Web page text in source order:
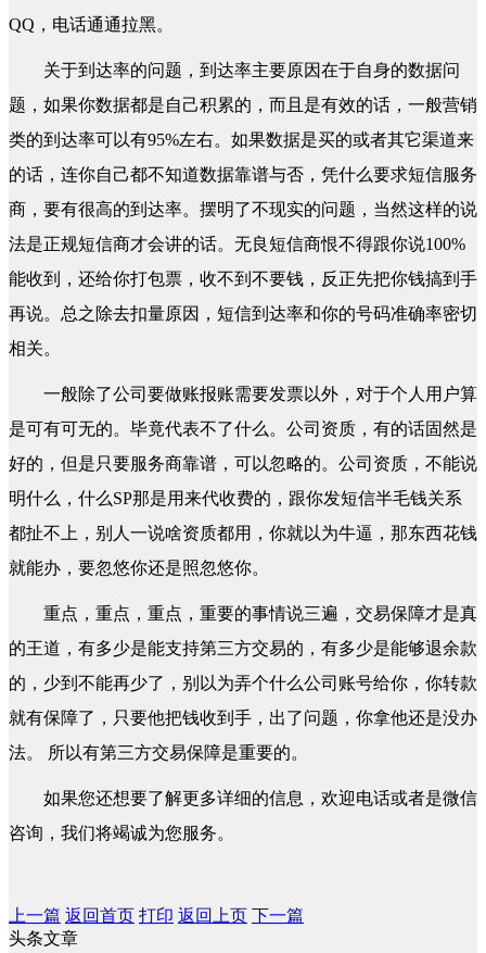
QQ，电话通通拉黑。
关于到达率的问题，到达率主要原因在于自身的数据问
题，如果你数据都是自己积累的，而且是有效的话，一般营销
类的到达率可以有95%左右。如果数据是买的或者其它渠道来
的话，连你自己都不知道数据靠谱与否，凭什么要求短信服务
商，要有很高的到达率。摆明了不现实的问题，当然这样的说
法是正规短信商才会讲的话。无良短信商恨不得跟你说100%
能收到，还给你打包票，收不到不要钱，反正先把你钱搞到手
再说。总之除去扣量原因，短信到达率和你的号码准确率密切
相关。
一般除了公司要做账报账需要发票以外，对于个人用户算
是可有可无的。毕竟代表不了什么。公司资质，有的话固然是
好的，但是只要服务商靠谱，可以忽略的。公司资质，不能说
明什么，什么SP那是用来代收费的，跟你发短信半毛钱关系
都扯不上，别人一说啥资质都用，你就以为牛逼，那东西花钱
就能办，要忽悠你还是照忽悠你。
重点，重点，重点，重要的事情说三遍，交易保障才是真
的王道，有多少是能支持第三方交易的，有多少是能够退余款
的，少到不能再少了，别以为弄个什么公司账号给你，你转款
就有保障了，只要他把钱收到手，出了问题，你拿他还是没办
法。 所以有第三方交易保障是重要的。
如果您还想要了解更多详细的信息，欢迎电话或者是微信
咨询，我们将竭诚为您服务。
上一篇 返回首页 打印 返回上页 下一篇
头条文章